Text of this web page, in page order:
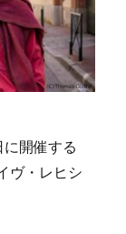
に開催する
ヴ・レヒシ